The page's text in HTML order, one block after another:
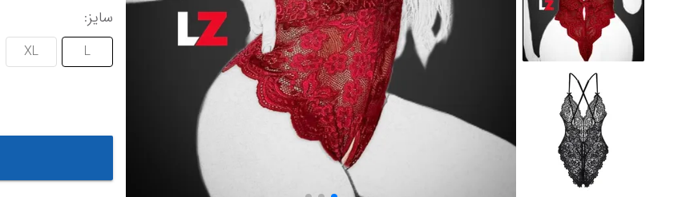
سایز:
L
XL